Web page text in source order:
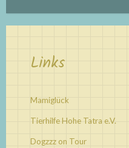
Links
Mamiglück
Tierhilfe Hohe Tatra e.V.
Dogzzz on Tour